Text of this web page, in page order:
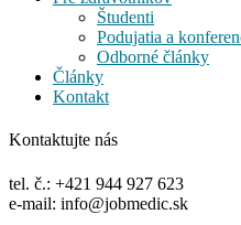
Študenti
Podujatia a
Odborné články
Články
Kontakt
Kontaktujte nás
tel. č.: +421 944 927 623
e-mail: info@jobmedic.sk